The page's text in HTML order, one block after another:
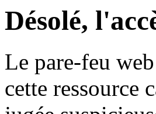
Désolé,
Le pare-feu
cette ressource